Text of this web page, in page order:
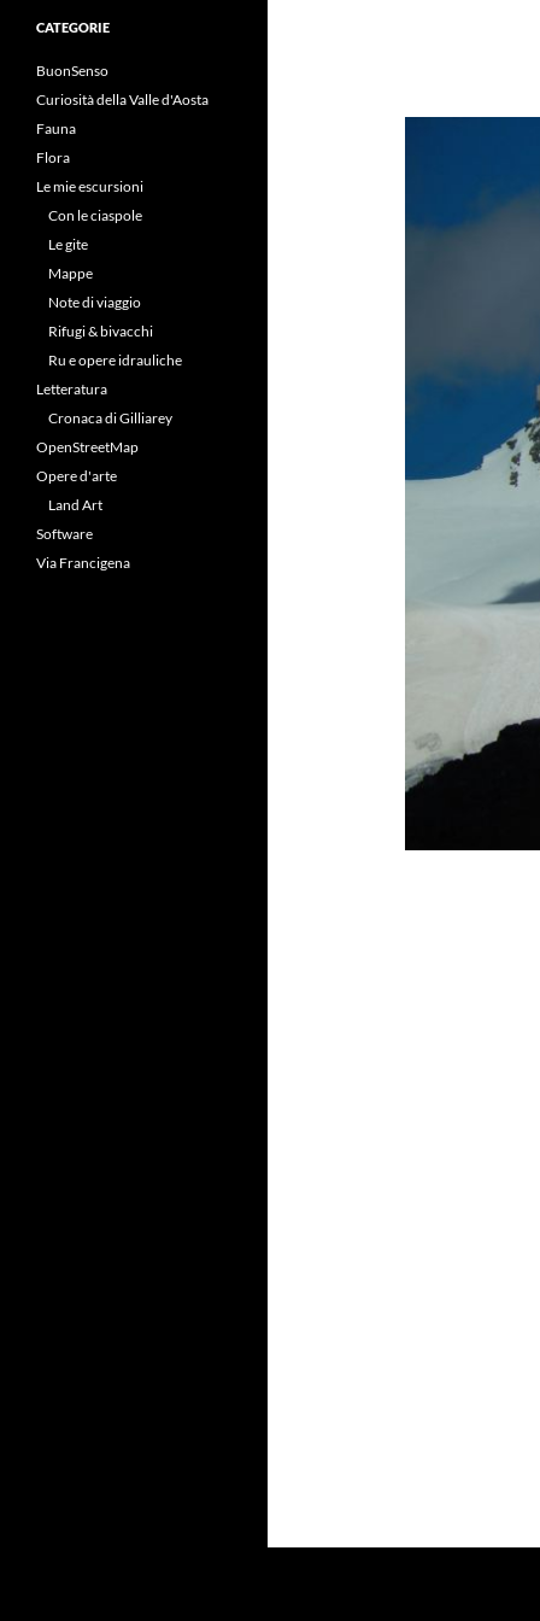
CATEGORIE
BuonSenso
Curiosità della Valle d'Aosta
Fauna
Flora
Le mie escursioni
Con le ciaspole
Le gite
Mappe
Note di viaggio
Rifugi & bivacchi
Ru e opere idrauliche
Letteratura
Cronaca di Gilliarey
OpenStreetMap
Opere d'arte
Land Art
Software
Via Francigena